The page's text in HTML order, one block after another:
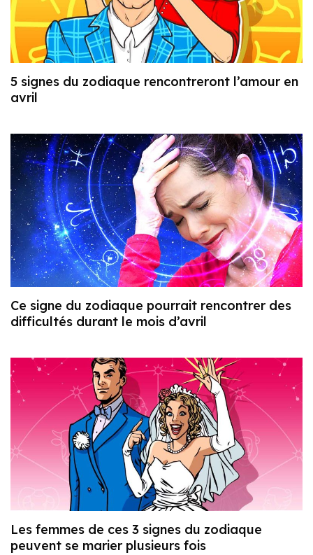
5 signes du zodiaque rencontreront l’amour en
avril
Ce signe du zodiaque pourrait rencontrer des
difficultés durant le mois d’avril
Les femmes de ces 3 signes du zodiaque
peuvent se marier plusieurs fois